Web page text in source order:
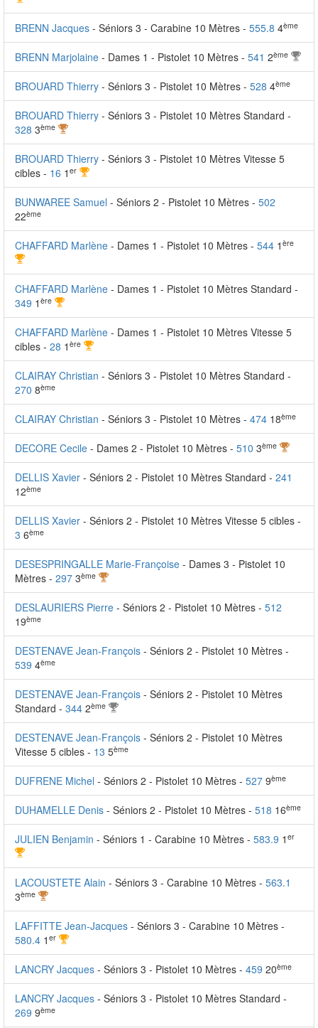
BRENN Jacques - Séniors 3 - Carabine 10 Mètres - 555.8 4ème
BRENN Marjolaine - Dames 1 - Pistolet 10 Mètres - 541 2ème
BROUARD Thierry - Séniors 3 - Pistolet 10 Mètres - 528 4ème
BROUARD Thierry - Séniors 3 - Pistolet 10 Mètres Standard -
328 3ème
BROUARD Thierry - Séniors 3 - Pistolet 10 Mètres Vitesse 5
cibles - 16 1 er
BUNWAREE Samuel - Séniors 2 - Pistolet 10 Mètres - 502
22ème
CHAFFARD Marlène - Dames 1 - Pistolet 10 Mètres - 544 1 ère
CHAFFARD Marlène - Dames 1 - Pistolet 10 Mètres Standard -
349 1 ère
CHAFFARD Marlène - Dames 1 - Pistolet 10 Mètres Vitesse 5
cibles - 28 1 ère
CLAIRAY Christian - Séniors 3 - Pistolet 10 Mètres Standard -
270 8ème
CLAIRAY Christian - Séniors 3 - Pistolet 10 Mètres - 474 18ème
DECORE Cecile - Dames 2 - Pistolet 10 Mètres - 510 3ème
DELLIS Xavier - Séniors 2 - Pistolet 10 Mètres Standard - 241
12ème
DELLIS Xavier - Séniors 2 - Pistolet 10 Mètres Vitesse 5 cibles -
3 6ème
DESESPRINGALLE Marie-Françoise - Dames 3 - Pistolet 10
Mètres - 297 3ème
DESLAURIERS Pierre - Séniors 2 - Pistolet 10 Mètres - 512
19ème
DESTENAVE Jean-François - Séniors 2 - Pistolet 10 Mètres -
539 4ème
DESTENAVE Jean-François - Séniors 2 - Pistolet 10 Mètres
Standard - 344 2ème
DESTENAVE Jean-François - Séniors 2 - Pistolet 10 Mètres
Vitesse 5 cibles - 13 5ème
DUFRENE Michel - Séniors 2 - Pistolet 10 Mètres - 527 9ème
DUHAMELLE Denis - Séniors 2 - Pistolet 10 Mètres - 518 16ème
JULIEN Benjamin - Séniors 1 - Carabine 10 Mètres - 583.9 1 er
LACOUSTETE Alain - Séniors 3 - Carabine 10 Mètres - 563.1
3ème
LAFFITTE Jean-Jacques - Séniors 3 - Carabine 10 Mètres -
580.4 1 er
LANCRY Jacques - Séniors 3 - Pistolet 10 Mètres - 459 20ème
LANCRY Jacques - Séniors 3 - Pistolet 10 Mètres Standard -
269 9ème